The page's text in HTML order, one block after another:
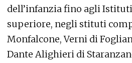
dell’infanzia fino agli
superiore, negli stituti
Monfalcone, Verni di
Dante Alighieri di